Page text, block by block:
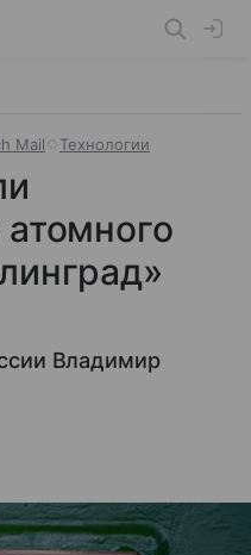
Mail Технологии
Владимир